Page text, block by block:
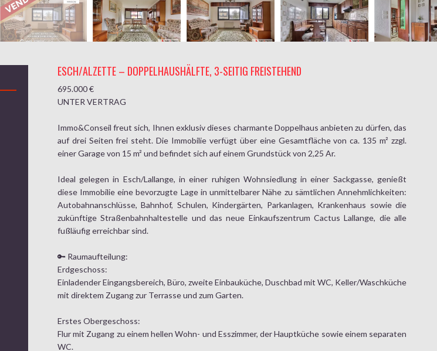
ESCH/ALZETTE – DOPPELHAUSHÄLFTE, 3-SEITIG FREISTEHEND
695.000 €
UNTER VERTRAG
Immo&Conseil freut sich, Ihnen exklusiv dieses charmante Doppelhaus anbieten zu dürfen, das
auf drei Seiten frei steht. Die Immobilie verfügt über eine Gesamtfläche von ca. 135 m² zzgl.
einer Garage von 15 m² und befindet sich auf einem Grundstück von 2,25 Ar.
Ideal gelegen in Esch/Lallange, in einer ruhigen Wohnsiedlung in einer Sackgasse, genießt
diese Immobilie eine bevorzugte Lage in unmittelbarer Nähe zu sämtlichen Annehmlichkeiten:
Autobahnanschlüsse, Bahnhof, Schulen, Kindergärten, Parkanlagen, Krankenhaus sowie die
zukünftige Straßenbahnhaltestelle und das neue Einkaufszentrum Cactus Lallange, die alle
fußläufig erreichbar sind.
🔑 Raumaufteilung:
Erdgeschoss:
Einladender Eingangsbereich, Büro, zweite Einbauküche, Duschbad mit WC, Keller/Waschküche
mit direktem Zugang zur Terrasse und zum Garten.
Erstes Obergeschoss:
Flur mit Zugang zu einem hellen Wohn- und Esszimmer, der Hauptküche sowie einem separaten
WC.